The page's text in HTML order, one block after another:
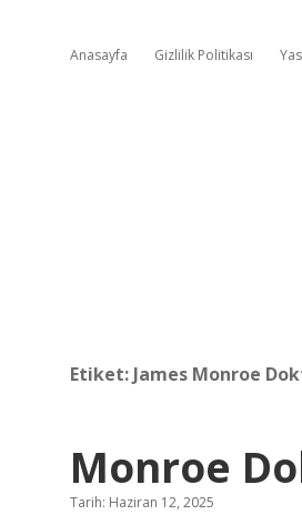
Anasayfa Gizlilik Politikası
Etiket: James Monroe
Monroe
Tarih: Haziran 12, 2025